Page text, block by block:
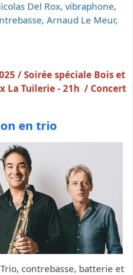
Del Rox, vibraphone,
Arnaud Le Meur,
/ Soirée spéciale Bois et
La Tuilerie - 21h / Concert
en trio
contrebasse, batterie et